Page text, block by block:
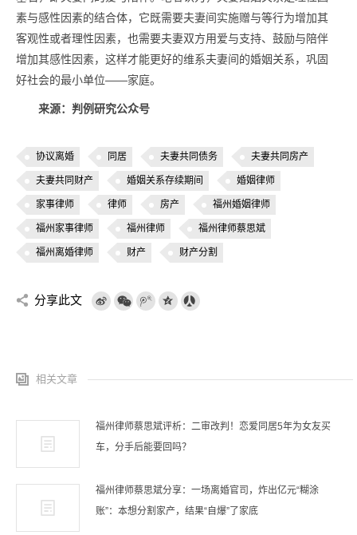
素与感性因素的结合体，它既需要夫妻间实施赠与等行为增加其
客观性或者理性因素，也需要夫妻双方用爱与支持、鼓励与陪伴
增加其感性因素，这样才能更好的维系夫妻间的婚姻关系，巩固
好社会的最小单位——家庭。
来源：判例研究公众号
协议离婚 同居 夫妻共同债务 夫妻共同房产
夫妻共同财产 婚姻关系存续期间 婚姻律师
家事律师 律师 房产 福州婚姻律师
福州家事律师 福州律师 福州律师蔡思斌
福州离婚律师 财产 财产分割
分享此文
相关文章
福州律师蔡思斌评析：二审改判！恋爱同居5年为女友买
车，分手后能要回吗？
福州律师蔡思斌分享：一场离婚官司，炸出亿元“糊涂
账”：本想分割家产，结果“自爆”了家底